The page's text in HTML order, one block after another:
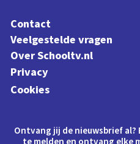
Contact
Veelgestelde vragen
Over Schooltv.nl
Privacy
Cookies
Ontvang jij de nieuwsbrief